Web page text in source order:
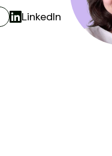
LinkedIn